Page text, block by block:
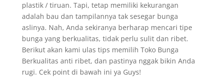
plastik / tiruan. Tapi, tetap memiliki kekurangan
adalah bau dan tampilannya tak sesegar bunga
aslinya. Nah, Anda sekiranya berharap mencari tipe
bunga yang berkualitas, tidak perlu sulit dan ribet.
Berikut akan kami ulas tips memilih Toko Bunga
Berkualitas anti ribet, dan pastinya nggak bikin Anda
rugi. Cek point di bawah ini ya Guys!